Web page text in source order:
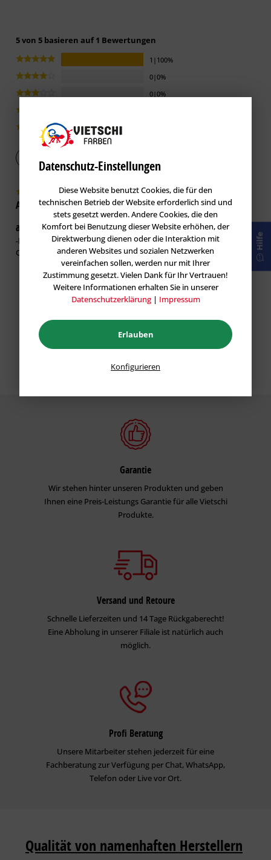
5 von 5 basieren auf 1 Bewertungen
1|100%
0|0%
0|0%
Anonymus verifiziert
absolut empfehlenswert 19.09.2018
-haftet auf fast allen Untergründen-leicht zu verarbeiten-beste
Quallität( keine Baumarktware)
Garantie
Wir stehen hinter unseren Produkten und geben
Ihnen eine Preis-Leistungs Garantie für alle Vietschi
Produkte.
Versand und Retoure
Schnelle Lieferzeiten und 14 Tage Rückgaberecht!
Eine Abholung in unserer Filiale ist natürlich auch
möglich.
Profi Beratung
Unsere Mitarbeiter stehen jederzeit für eine
Fachberatung zur Verfügung per Chat, WhatsApp,
Telefon oder Live vor Ort.
Qualität von namenhaften Herstellern
Hilfe
Datenschutz-Einstellungen
Diese Website benutzt Cookies, die für den
technischen Betrieb der Website erforderlich sind und
stets gesetzt werden. Andere Cookies, die den
Komfort bei Benutzung dieser Website erhöhen, der
Direktwerbung dienen oder die Interaktion mit
anderen Websites und sozialen Netzwerken
vereinfachen sollen, werden nur mit Ihrer
Zustimmung gesetzt. Vielen Dank für Ihr Vertrauen!
Weitere Informationen erhalten Sie in unserer
Datenschutzerklärung| Impressum
Erlauben
Konfigurieren